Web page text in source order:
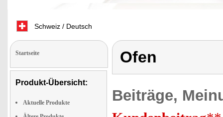
Schweiz / Deutsch
Startseite
Produkt-Übersicht:
Aktuelle Produkte
Ofen
Beiträge,